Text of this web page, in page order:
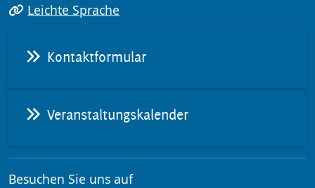
Leichte Sprache
Kontaktformular
Veranstaltungskalender
Besuchen Sie uns auf